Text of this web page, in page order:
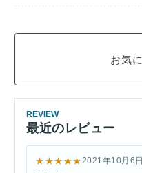
REVIEW
最近のレビュー
★★★★★2021年10月6日